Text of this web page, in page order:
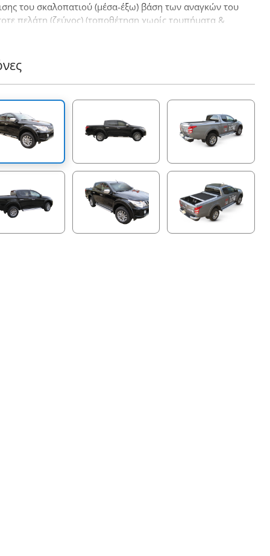
του σκαλοπατιού (μέσα-έξω) βάση των αναγκών του
πελάτη (ζεύγος) (τοποθέτηση χωρίς τρυπήματα &
Tessera4x4.